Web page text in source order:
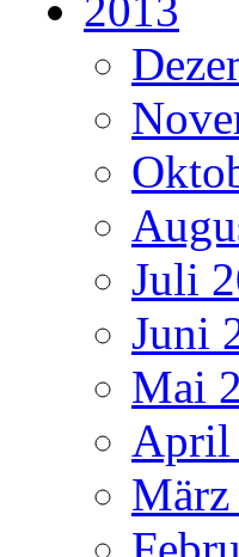
2013
Juli
Juni
Mai
April